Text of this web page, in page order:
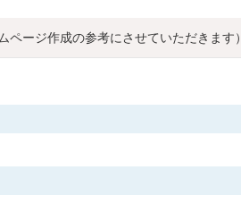
ページ作成の参考にさせていただきます）